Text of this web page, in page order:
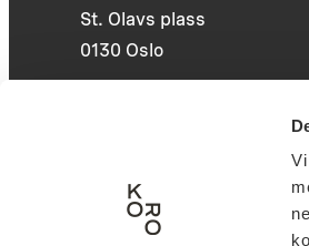
St. Olavs plass
0130 Oslo